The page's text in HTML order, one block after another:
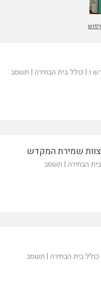
ו | כולל בית הבחירה | תשסב
שמירת המקדש
הבחירה | תשסב
כולל בית הבחירה | תשסב